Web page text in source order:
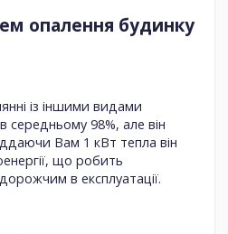
опалення будинку
із іншими видами
середньому 98%, але він
Вам 1 кВт тепла він
що робить
в експлуатації.